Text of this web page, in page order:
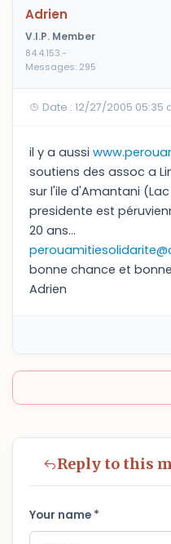
Adrien
V.I.P. Member
84.4.153.-
Messages: 295
Date : 12/27/2005 05:35
il y a aussi
soutiens des assoc a
sur l'ile d'Amantani
presidente est
20 ans...
bonne chance et
Adrien
Reply to this
Your name *